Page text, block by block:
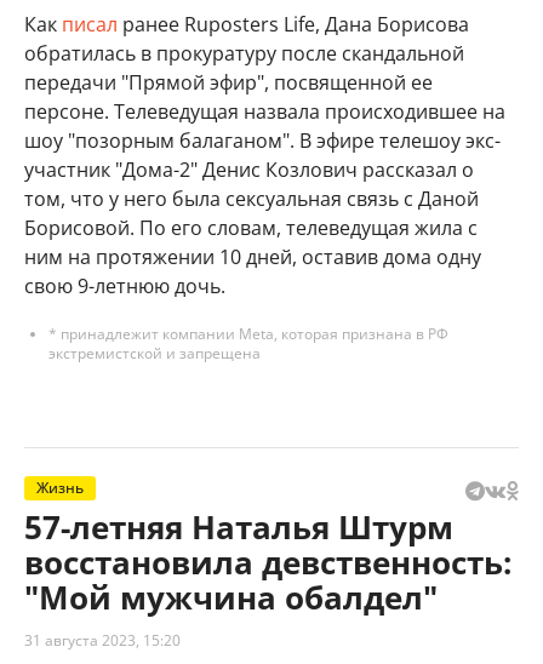
Как писал ранее Ruposters Life, Дана Борисова
обратилась в прокуратуру после скандальной
передачи "Прямой эфир", посвященной ее
персоне. Телеведущая назвала происходившее на
шоу "позорным балаганом". В эфире телешоу экс-
участник "Дома-2" Денис Козлович рассказал о
том, что у него была сексуальная связь с Даной
Борисовой. По его словам, телеведущая жила с
ним на протяжении 10 дней, оставив дома одну
свою 9-летнюю дочь.
* принадлежит компании Meta, которая признана в РФ
экстремистской и запрещена
Жизнь
57-летняя Наталья Штурм
восстановила девственность:
"Мой мужчина обалдел"
31 августа 2023, 15:20